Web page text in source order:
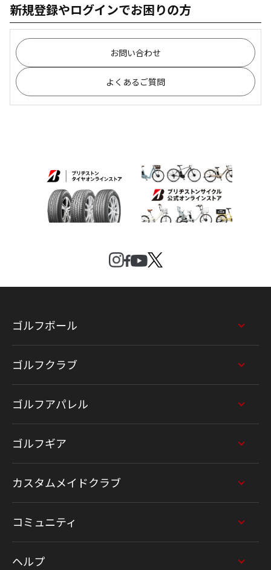
新規登録やログインでお困りの方
お問い合わせ
よくあるご質問
ゴルフボール
ゴルフクラブ
ゴルフアパレル
ゴルフギア
カスタムメイドクラブ
コミュニティ
ヘルプ